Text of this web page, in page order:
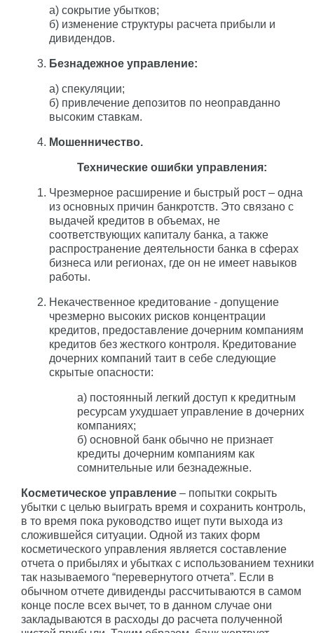
а) сокрытие убытков;
б) изменение структуры расчета прибыли и
дивидендов.
Безнадежное управление:
а) спекуляции;
б) привлечение депозитов по неоправданно
высоким ставкам.
Мошенничество.
Технические ошибки управления:
Чрезмерное расширение и быстрый рост – одна
из основных причин банкротств. Это связано с
выдачей кредитов в объемах, не
соответствующих капиталу банка, а также
распространение деятельности банка в сферах
бизнеса или регионах, где он не имеет навыков
работы.
Некачественное кредитование - допущение
чрезмерно высоких рисков концентрации
кредитов, предоставление дочерним компаниям
кредитов без жесткого контроля. Кредитование
дочерних компаний таит в себе следующие
скрытые опасности:
а) постоянный легкий доступ к кредитным
ресурсам ухудшает управление в дочерних
компаниях;
б) основной банк обычно не признает
кредиты дочерним компаниям как
сомнительные или безнадежные.
Косметическое управление – попытки сокрыть
убытки с целью выиграть время и сохранить контроль,
в то время пока руководство ищет пути выхода из
сложившейся ситуации. Одной из таких форм
косметического управления является составление
отчета о прибылях и убытках с использованием техники
так называемого “перевернутого отчета”. Если в
обычном отчете дивиденды рассчитываются в самом
конце после всех вычет, то в данном случае они
закладываются в расходы до расчета полученной